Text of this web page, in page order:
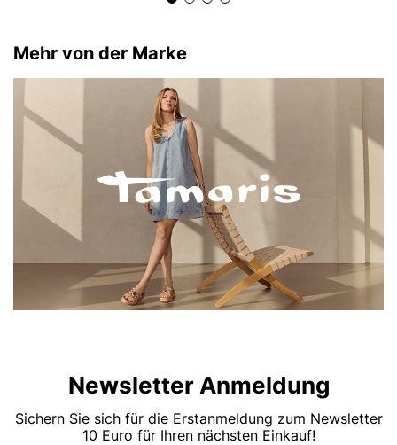
Mehr von der Marke
Newsletter Anmeldung
Sichern Sie sich für die Erstanmeldung zum Newsletter
10 Euro für Ihren nächsten Einkauf!